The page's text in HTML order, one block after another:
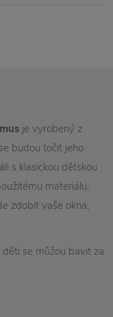
je vyrobený z
budou točit jeho
s klasickou dětskou
materiálu,
zdobit vaše okna,
se můžou bavit za